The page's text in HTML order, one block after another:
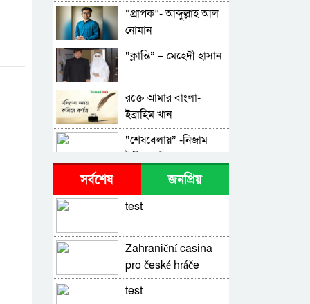
“প্রাপক”- আব্দুল্লাহ আল
নোমান
“ক্লান্তি” – মেহেদী হাসান
রক্তে আমার বাংলা-
ইব্রাহিম খান
“শেষবেলায়” -নিজাম
উদ্দিন সাইফ
“আমার চেতনা”- শহীদ
মোল্লা
২০২২”- মো: নিজাম
উদ্দিন সাইফ
“নিমন্ত্রণ” – মোঃতারিকুল
ইসলাম আরিফ
সর্বশেষ জনপ্রিয়
test
Zahraniční casina
pro české hráče
test